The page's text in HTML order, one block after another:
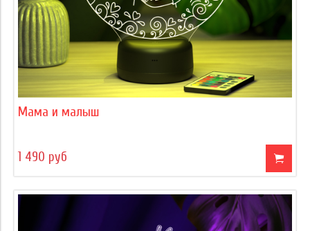
Мама и малыш
1 490 руб